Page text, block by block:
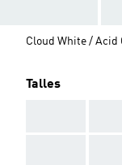
Cloud White / Acid
Talles